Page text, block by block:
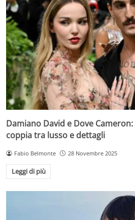
Damiano David e Dove
coppia tra lusso e dettagli
Fabio Belmonte 28 Novembre 2025
Leggi di più